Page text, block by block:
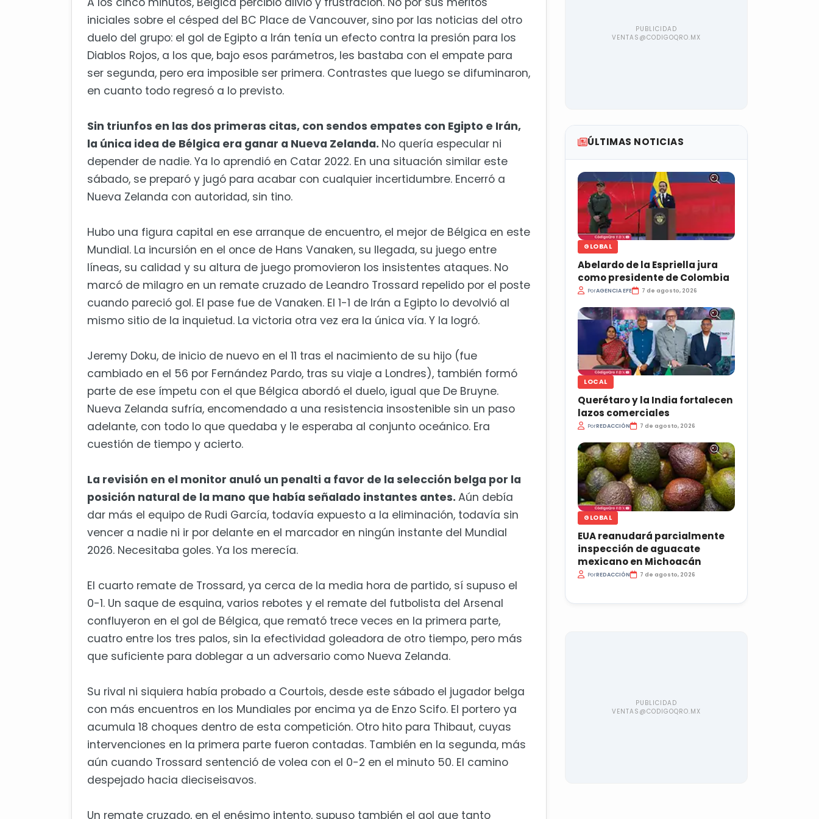
iniciales sobre el césped del BC Place de Vancouver, sino por las noticias del otro
duelo del grupo: el gol de Egipto a Irán tenía un efecto contra la presión para los
Diablos Rojos, a los que, bajo esos parámetros, les bastaba con el empate para
ser segunda, pero era imposible ser primera. Contrastes que luego se difuminaron,
en cuanto todo regresó a lo previsto.
Sin triunfos en las dos primeras citas, con sendos empates con Egipto e Irán,
la única idea de Bélgica era ganar a Nueva Zelanda. No quería especular ni
depender de nadie. Ya lo aprendió en Catar 2022. En una situación similar este
sábado, se preparó y jugó para acabar con cualquier incertidumbre. Encerró a
Nueva Zelanda con autoridad, sin tino.
Hubo una figura capital en ese arranque de encuentro, el mejor de Bélgica en este
Mundial. La incursión en el once de Hans Vanaken, su llegada, su juego entre
líneas, su calidad y su altura de juego promovieron los insistentes ataques. No
marcó de milagro en un remate cruzado de Leandro Trossard repelido por el poste
cuando pareció gol. El pase fue de Vanaken. El 1-1 de Irán a Egipto lo devolvió al
mismo sitio de la inquietud. La victoria otra vez era la única vía. Y la logró.
Jeremy Doku, de inicio de nuevo en el 11 tras el nacimiento de su hijo (fue
cambiado en el 56 por Fernández Pardo, tras su viaje a Londres), también formó
parte de ese ímpetu con el que Bélgica abordó el duelo, igual que De Bruyne.
Nueva Zelanda sufría, encomendado a una resistencia insostenible sin un paso
adelante, con todo lo que quedaba y le esperaba al conjunto oceánico. Era
cuestión de tiempo y acierto.
La revisión en el monitor anuló un penalti a favor de la selección belga por la
posición natural de la mano que había señalado instantes antes. Aún debía
dar más el equipo de Rudi García, todavía expuesto a la eliminación, todavía sin
vencer a nadie ni ir por delante en el marcador en ningún instante del Mundial
2026. Necesitaba goles. Ya los merecía.
El cuarto remate de Trossard, ya cerca de la media hora de partido, sí supuso el
0-1. Un saque de esquina, varios rebotes y el remate del futbolista del Arsenal
confluyeron en el gol de Bélgica, que remató trece veces en la primera parte,
cuatro entre los tres palos, sin la efectividad goleadora de otro tiempo, pero más
que suficiente para doblegar a un adversario como Nueva Zelanda.
Su rival ni siquiera había probado a Courtois, desde este sábado el jugador belga
con más encuentros en los Mundiales por encima ya de Enzo Scifo. El portero ya
acumula 18 choques dentro de esta competición. Otro hito para Thibaut, cuyas
intervenciones en la primera parte fueron contadas. También en la segunda, más
aún cuando Trossard sentenció de volea con el 0-2 en el minuto 50. El camino
despejado hacia dieciseisavos.
Un remate cruzado, en el enésimo intento, supuso también el gol que tanto
ÚLTIMAS NOTICIAS
GLOBAL
Abelardo de la Espriella jura
como presidente de Colombia
PorAGENCIA EFE 7 de agosto, 2026
LOCAL
Querétaro y la India fortalecen
lazos comerciales
PorREDACCIÓN 7 de agosto, 2026
GLOBAL
EUA reanudará parcialmente
inspección de aguacate
mexicano en Michoacán
PorREDACCIÓN 7 de agosto, 2026